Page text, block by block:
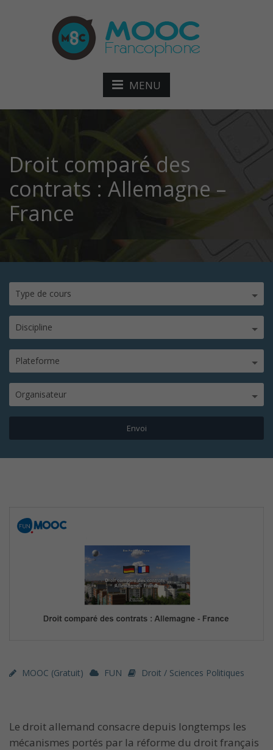
MENU
Droit comparé des
contrats : Allemagne –
France
Type de cours
Discipline
Plateforme
Organisateur
MOOC (gratuit) FUN Droit / Sciences Politiques
Le droit allemand consacre depuis longtemps les
mécanismes portés par la réforme du droit français